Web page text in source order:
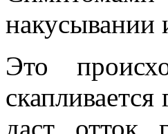
Это
даст отток